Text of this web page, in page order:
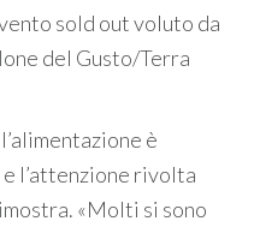
sold out voluto da
del Gusto/Terra
è
l’attenzione rivolta
«Molti si sono